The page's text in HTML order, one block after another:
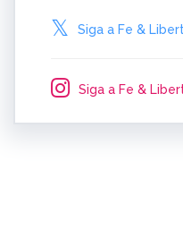
Siga a Fe &
Siga a Fe &